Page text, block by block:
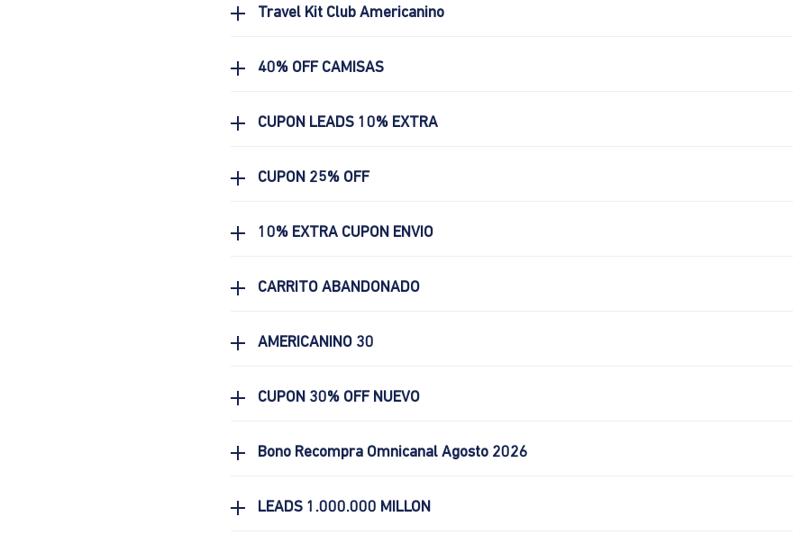
Travel Kit Club Americanino
40% OFF CAMISAS
CUPON LEADS 10% EXTRA
CUPON 25% OFF
10% EXTRA CUPON ENVIO
CARRITO ABANDONADO
AMERICANINO 30
CUPON 30% OFF NUEVO
Bono Recompra Omnicanal Agosto 2026
LEADS 1.000.000 MILLON